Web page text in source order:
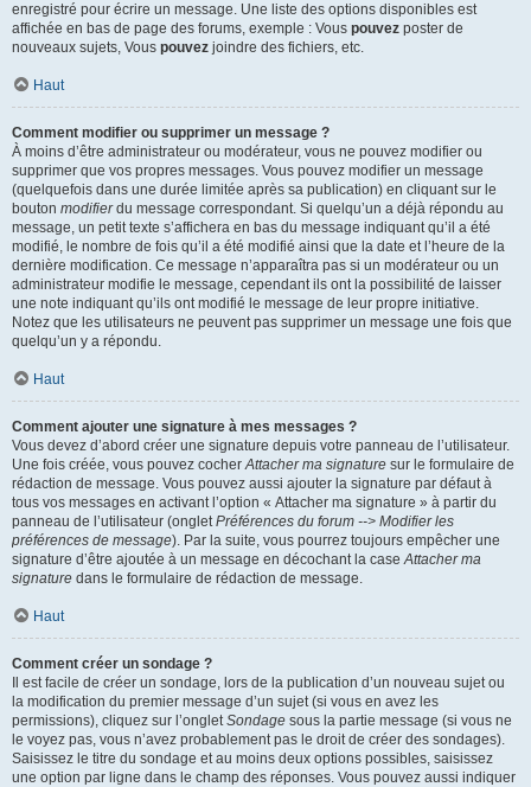
enregistré pour écrire un message. Une liste des options disponibles est
affichée en bas de page des forums, exemple : Vous pouvez poster de
nouveaux sujets, Vous pouvez joindre des fichiers, etc.
Haut
Comment modifier ou supprimer un message ?
À moins d’être administrateur ou modérateur, vous ne pouvez modifier ou
supprimer que vos propres messages. Vous pouvez modifier un message
(quelquefois dans une durée limitée après sa publication) en cliquant sur le
bouton modifierdu message correspondant. Si quelqu’un a déjà répondu au
message, un petit texte s’affichera en bas du message indiquant qu’il a été
modifié, le nombre de fois qu’il a été modifié ainsi que la date et l’heure de la
dernière modification. Ce message n’apparaîtra pas si un modérateur ou un
administrateur modifie le message, cependant ils ont la possibilité de laisser
une note indiquant qu’ils ont modifié le message de leur propre initiative.
Notez que les utilisateurs ne peuvent pas supprimer un message une fois que
quelqu’un y a répondu.
Haut
Comment ajouter une signature à mes messages ?
Vous devez d’abord créer une signature depuis votre panneau de l’utilisateur.
Une fois créée, vous pouvez cocherAttacher ma signature sur le formulaire de
rédaction de message. Vous pouvez aussi ajouter la signature par défaut à
tous vos messages en activant l’option « Attacher ma signature » à partir du
panneau de l’utilisateur (ongletPréférences du forum --> Modifier les
préférences de message). Par la suite, vous pourrez toujours empêcher une
signature d’être ajoutée à un message en décochant la caseAttacher ma
signature dans le formulaire de rédaction de message.
Haut
Comment créer un sondage ?
Il est facile de créer un sondage, lors de la publication d’un nouveau sujet ou
la modification du premier message d’un sujet (si vous en avez les
permissions), cliquez sur l’ongletSondage sous la partie message (si vous ne
le voyez pas, vous n’avez probablement pas le droit de créer des sondages).
Saisissez le titre du sondage et au moins deux options possibles, saisissez
une option par ligne dans le champ des réponses. Vous pouvez aussi indiquer